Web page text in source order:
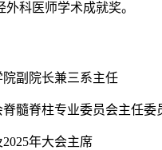
科医师学术成就奖。
副院长兼三系主任
髓脊柱专业委员会主任委
年大会主席